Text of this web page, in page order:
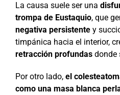
La causa suele ser una
trompa de Eustaquio, que
negativa persistentey
timpánica hacia el interior,
retracción profundasdonde
Por otro lado, el
como una masa blanca